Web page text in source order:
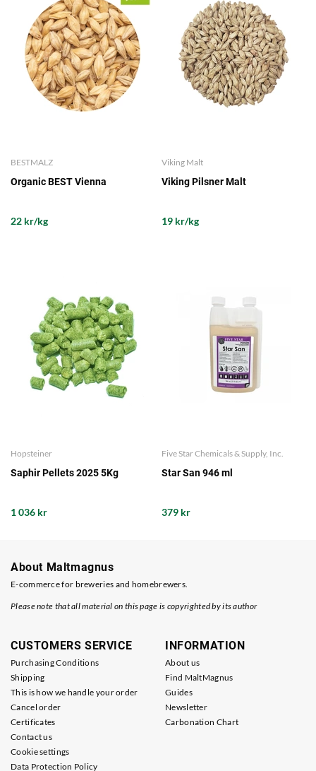
BESTMALZ
Organic BEST Vienna
22 kr/kg
Viking Malt
Viking Pilsner Malt
19 kr/kg
Hopsteiner
Saphir Pellets 2025 5Kg
1 036 kr
Five Star Chemicals & Supply, Inc.
Star San 946 ml
379 kr
About Maltmagnus
E-commerce for breweries and homebrewers.
Please note that all material on this page is copyrighted by its author
CUSTOMERS SERVICE
Purchasing Conditions
Shipping
This is how we handle your order
Cancel order
Certificates
Contact us
Cookie settings
Data Protection Policy
INFORMATION
About us
Find MaltMagnus
Guides
Newsletter
Carbonation Chart